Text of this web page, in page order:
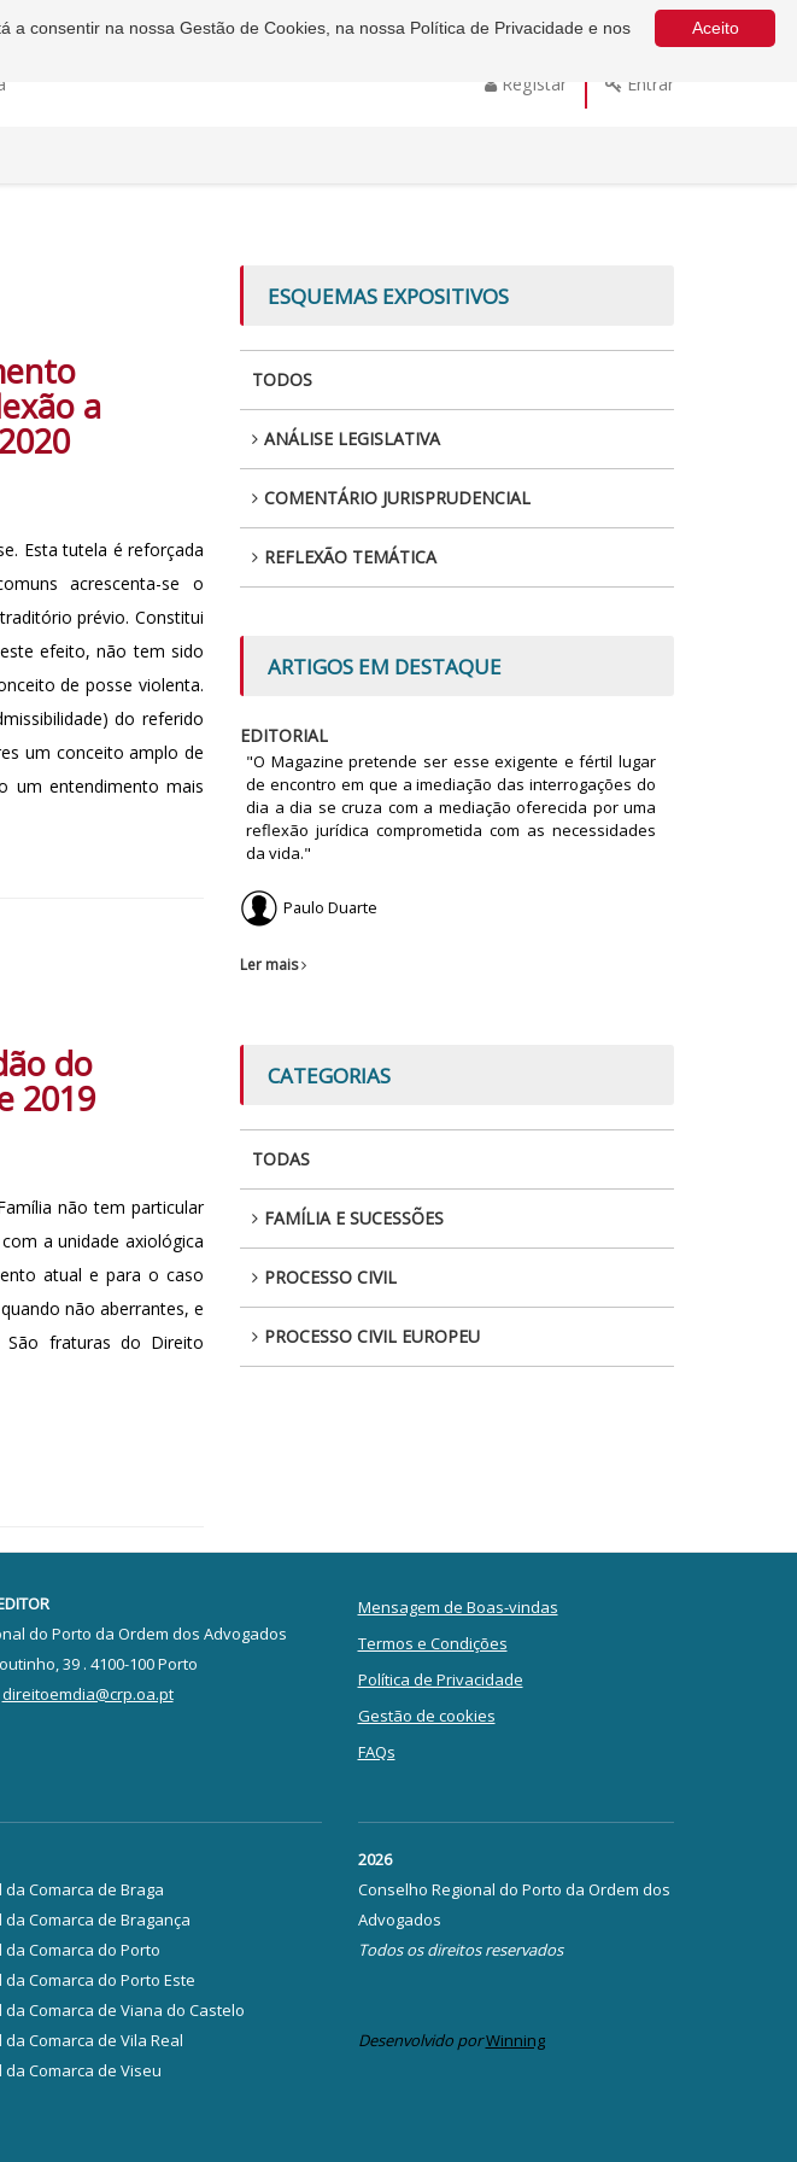
Registar Entrar
a
Esta tutela é reforçada
acrescenta-se o
prévio. Constitui
efeito, não tem sido
de posse violenta.
do referido
um conceito amplo de
um entendimento mais
do
2019
não tem particular
a unidade axiológica
atual e para o caso
não aberrantes, e
fraturas do Direito
ESQUEMAS EXPOSITIVOS
TODOS
ANÁLISE LEGISLATIVA
COMENTÁRIO JURISPRUDENCIAL
REFLEXÃO TEMÁTICA
ARTIGOS EM DESTAQUE
EDITORIAL
"O Magazine pretende ser esse exigente e fértil lugar
de encontro em que a imediação das interrogações do
dia a dia se cruza com a mediação oferecida por uma
reflexão jurídica comprometida com as necessidades
da vida."
Paulo Duarte
Ler mais
CATEGORIAS
TODAS
FAMÍLIA E SUCESSÕES
PROCESSO CIVIL
PROCESSO CIVIL EUROPEU
do Porto da Ordem dos Advogados
39 . 4100-100 Porto
direitoemdia@crp.oa.pt
Mensagem de Boas-vindas
Termos e Condições
Política de Privacidade
Gestão de cookies
FAQs
da Comarca de Braga
da Comarca de Bragança
da Comarca do Porto
da Comarca do Porto Este
da Comarca de Viana do Castelo
da Comarca de Vila Real
da Comarca de Viseu
2026
Conselho Regional do Porto da Ordem dos
Advogados
Todos os direitos reservados
Desenvolvido porWinning
Aceito
consentir na nossa Gestão de Cookies, na nossa Política de Privacidade e nos